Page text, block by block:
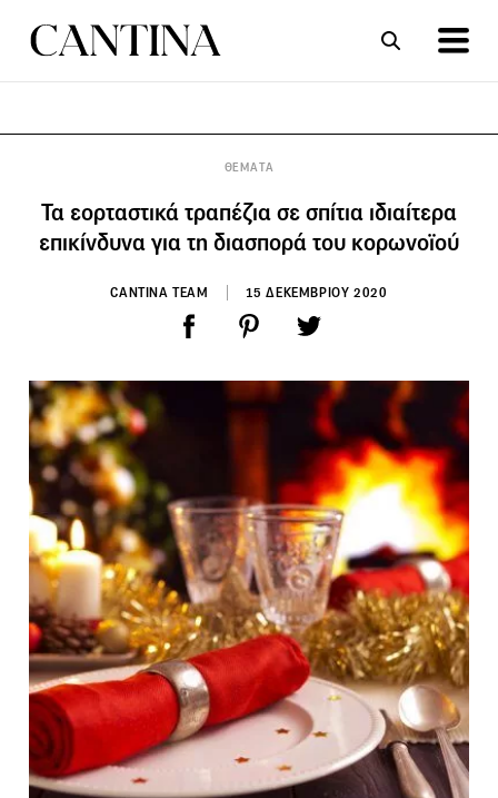
ΘΕΜΑΤΑ
Τα εορταστικά τραπέζια σε σπίτια ιδιαίτερα
επικίνδυνα για τη διασπορά του κορωνοϊού
CANTINA TEAM 15 ΔΕΚΕΜΒΡΙΟΥ 2020